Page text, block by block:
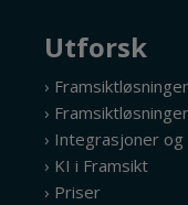
Utforsk
›
›
› Integrasjoner og
› KI i Framsikt
› Priser